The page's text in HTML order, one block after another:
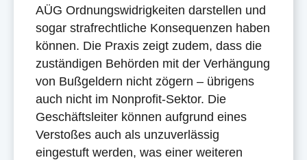
AÜG Ordnungswidrigkeiten darstellen und
sogar strafrechtliche Konsequenzen haben
können. Die Praxis zeigt zudem, dass die
zuständigen Behörden mit der Verhängung
von Bußgeldern nicht zögern – übrigens
auch nicht im Nonprofit-Sektor. Die
Geschäftsleiter können aufgrund eines
Verstoßes auch als unzuverlässig
eingestuft werden, was einer weiteren